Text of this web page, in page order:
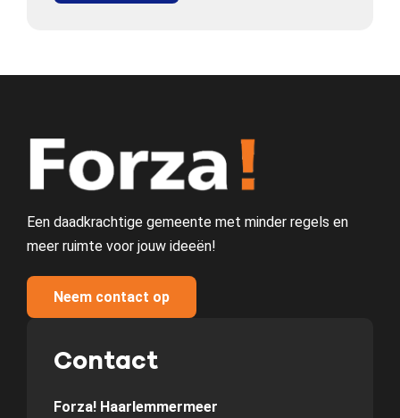
Een daadkrachtige gemeente met minder regels en
meer ruimte voor jouw ideeën!
Neem contact op
Contact
Forza! Haarlemmermeer